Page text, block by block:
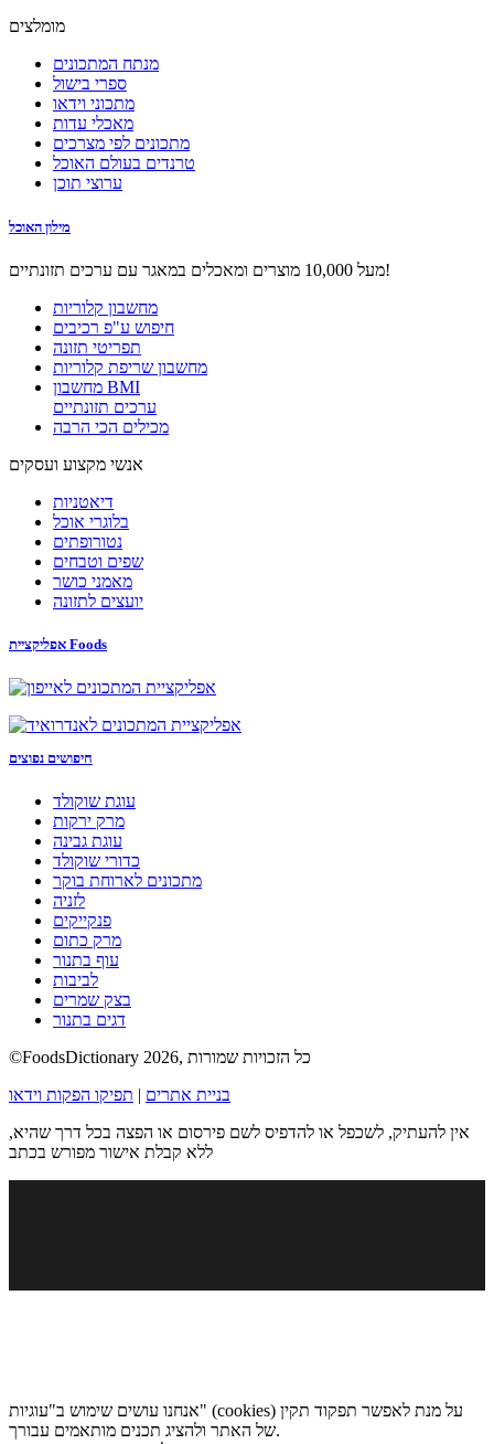
מומלצים
מנתח המתכונים
ספרי בישול
מתכוני וידאו
מאכלי עדות
מתכונים לפי מצרכים
טרנדים בעולם האוכל
ערוצי תוכן
מילון האוכל
מעל 10,000 מוצרים ומאכלים במאגר עם ערכים תזונתיים!
מחשבון קלוריות
חיפוש ע"פ רכיבים
תפריטי תזונה
מחשבון שריפת קלוריות
מחשבון BMI
ערכים תזונתיים
מכילים הכי הרבה
אנשי מקצוע ועסקים
דיאטניות
בלוגרי אוכל
נטורופתים
שפים וטבחים
מאמני כושר
יועצים לתזונה
אפליקציית Foods
חיפושים נפוצים
עוגת שוקולד
מרק ירקות
עוגת גבינה
כדורי שוקולד
מתכונים לארוחת בוקר
לזניה
פנקייקים
מרק כתום
עוף בתנור
לביבות
בצק שמרים
דגים בתנור
©FoodsDictionary 2026, כל הזכויות שמורות
בניית אתרים
תפיקו הפקות וידאו
אין להעתיק, לשכפל או להדפיס לשם פירסום או הפצה בכל דרך שהיא,
ללא קבלת אישור מפורש בכתב
אנחנו עושים שימוש ב"עוגיות" (cookies) על מנת לאפשר תפקוד תקין
של האתר ולהציג תכנים מותאמים עבורך.